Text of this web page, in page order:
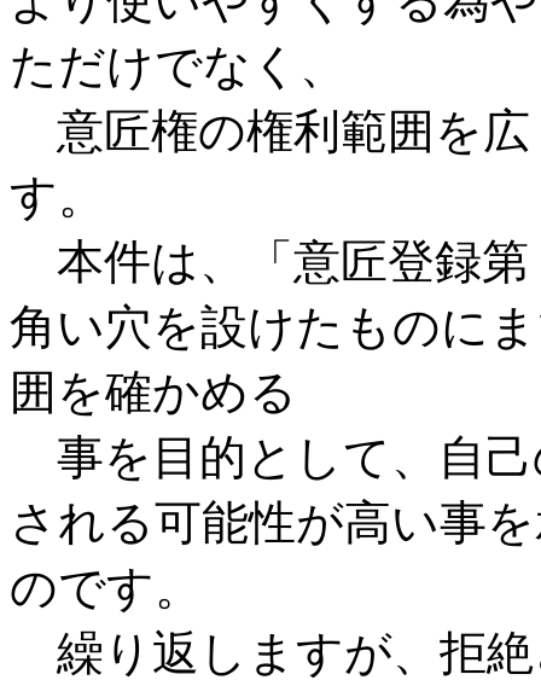
ただけでなく、
意匠権の権利範囲を
す。
本件は、「意匠登録第
角い穴を設けたものに
囲を確かめる
事を目的として、自
される可能性が高い事
のです。
繰り返しますが、拒